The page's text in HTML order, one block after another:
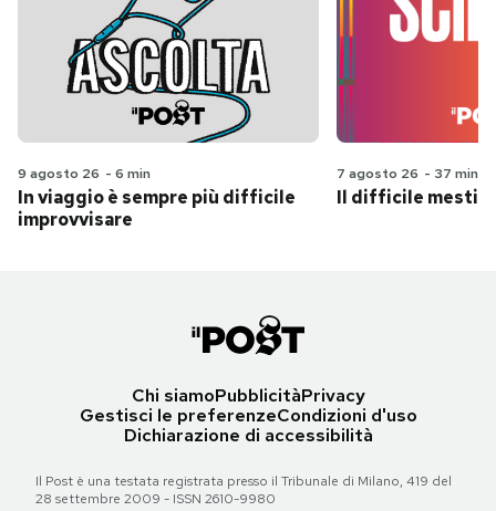
9 agosto 26 - 6 min
In viaggio è sempre più difficile
improvvisare
7 agosto 26 - 37 min
Il difficile
Chi siamoPubblicitàPrivacy
Gestisci le preferenzeCondizioni d'uso
Dichiarazione di accessibilità
Il Post è una testata registrata presso il Tribunale di Milano, 419 del
28 settembre 2009 - ISSN 2610-9980